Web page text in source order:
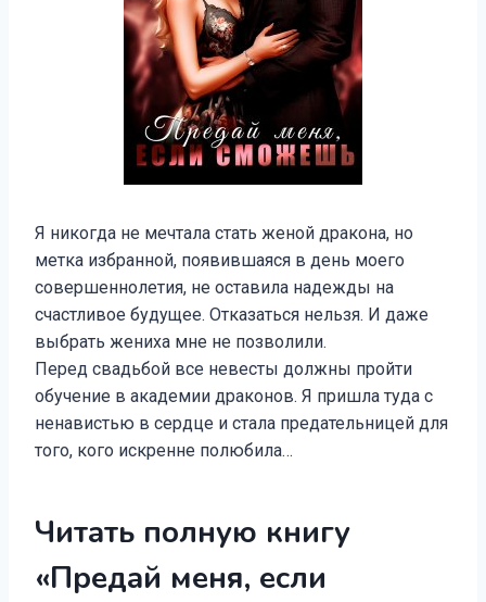
Я никогда не мечтала стать женой дракона, но
метка избранной, появившаяся в день моего
совершеннолетия, не оставила надежды на
счастливое будущее. Отказаться нельзя. И даже
выбрать жениха мне не позволили.
Перед свадьбой все невесты должны пройти
обучение в академии драконов. Я пришла туда с
ненавистью в сердце и стала предательницей для
того, кого искренне полюбила…
Читать полную книгу
«Предай меня, если